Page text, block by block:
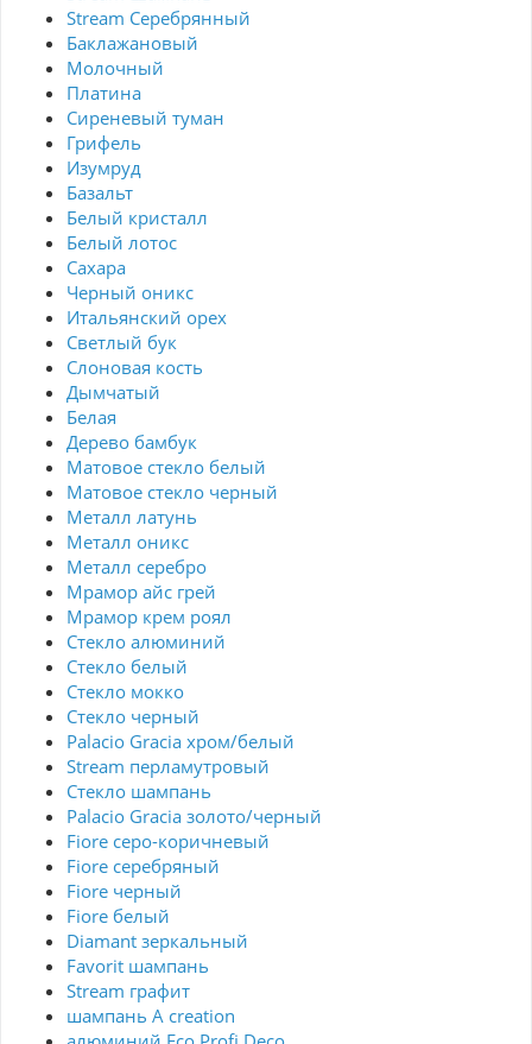
Stream Серебрянный
Баклажановый
Молочный
Платина
Сиреневый туман
Грифель
Изумруд
Базальт
Белый кристалл
Белый лотос
Сахара
Черный оникс
Итальянский орех
Светлый бук
Слоновая кость
Дымчатый
Белая
Дерево бамбук
Матовое стекло белый
Матовое стекло черный
Металл латунь
Металл оникс
Металл серебро
Мрамор айс грей
Мрамор крем роял
Стекло алюминий
Стекло белый
Стекло мокко
Стекло черный
Palacio Gracia хром/белый
Stream перламутровый
Стекло шампань
Palacio Gracia золото/черный
Fiore серо-коричневый
Fiore серебряный
Fiore черный
Fiore белый
Diamant зеркальный
Favorit шампань
Stream графит
шампань A creation